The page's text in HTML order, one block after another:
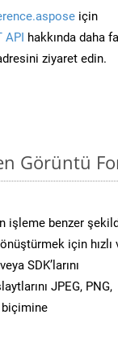
için
API hakkında daha
ziyaret edin.
Görüntü
işleme benzer
için hızlı
SDK’larını
JPEG, PNG,
biçimine